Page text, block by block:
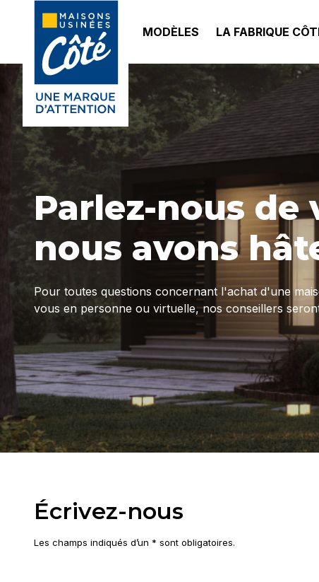
MODÈLES LA FABRIQUE
Parlez-nous
nous avons
Pour toutes questions concernant l'achat d'une
vous en personne ou virtuelle, nos conseillers
Écrivez-nous
Les champs indiqués d’un * sont obligatoires.